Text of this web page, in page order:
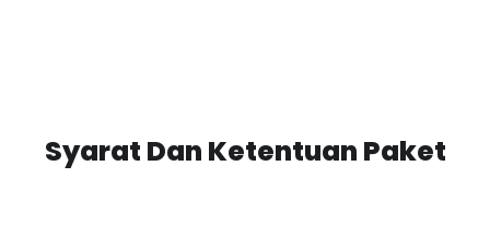
Syarat Dan Ketentuan Paket